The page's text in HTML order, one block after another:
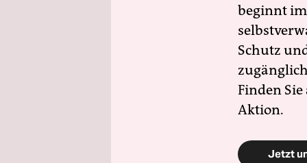
beginnt
Schutz
Finden
Aktion.
Jetzt